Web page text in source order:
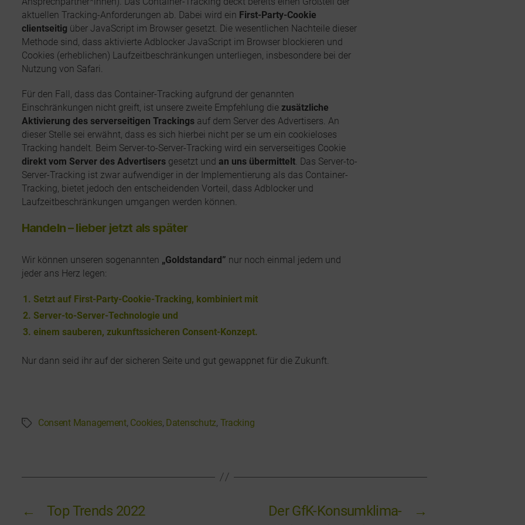
aktuellen Tracking-Anforderungen ab. Dabei wird ein First-Party-Cookie
clientseitig über JavaScript im Browser gesetzt. Die wesentlichen Nachteile dieser
Methode sind, dass aktivierte Adblocker JavaScript im Browser blockieren und
Cookies (erheblichen) Laufzeitbeschränkungen unterliegen, insbesondere bei der
Nutzung von Safari.
Für den Fall, dass das Container-Tracking aufgrund der genannten
Einschränkungen nicht greift, ist unsere zweite Empfehlung die zusätzliche
Aktivierung des serverseitigen Trackings auf dem Server des Advertisers. An
dieser Stelle sei erwähnt, dass es sich hierbei nicht per se um ein cookieloses
Tracking handelt. Beim Server-to-Server-Tracking wird ein serverseitiges Cookie
direkt vom Server des Advertisersgesetzt und an uns übermittelt. Das Server-to-
Server-Tracking ist zwar aufwendiger in der Implementierung als das Container-
Tracking, bietet jedoch den entscheidenden Vorteil, dass Adblocker und
Laufzeitbeschränkungen umgangen werden können.
Handeln – lieber jetzt als später
Wir können unseren sogenannten „Goldstandard” nur noch einmal jedem und
jeder ans Herz legen:
Setzt auf First-Party-Cookie-Tracking, kombiniert mit
Server-to-Server-Technologie und
einem sauberen, zukunftssicheren Consent-Konzept.
Nur dann seid ihr auf der sicheren Seite und gut gewappnet für die Zukunft.
S
a
Consent Management, Cookies, Datenschutz, Tracking
← Top Trends 2022 →
Der GfK-Konsumklima-